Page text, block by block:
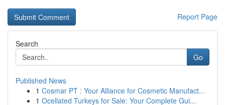
Report Page
Search
Go
Published News
1 Cosmar PT : Your Alliance for Cosmetic Manufact...
1 Ocellated Turkeys for Sale: Your Complete Gui...